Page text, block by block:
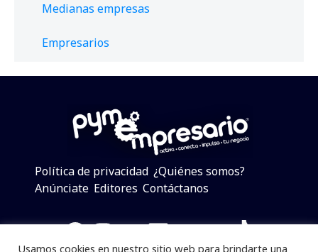
Medianas empresas
Empresarios
Política de privacidad ¿Quiénes somos?
Anúnciate Editores Contáctanos
Facebook
Instagram
Twitter
LinkedIn
Telegram
YouTube
TikTok
Usamos cookies en nuestro sitio web para brindarte una